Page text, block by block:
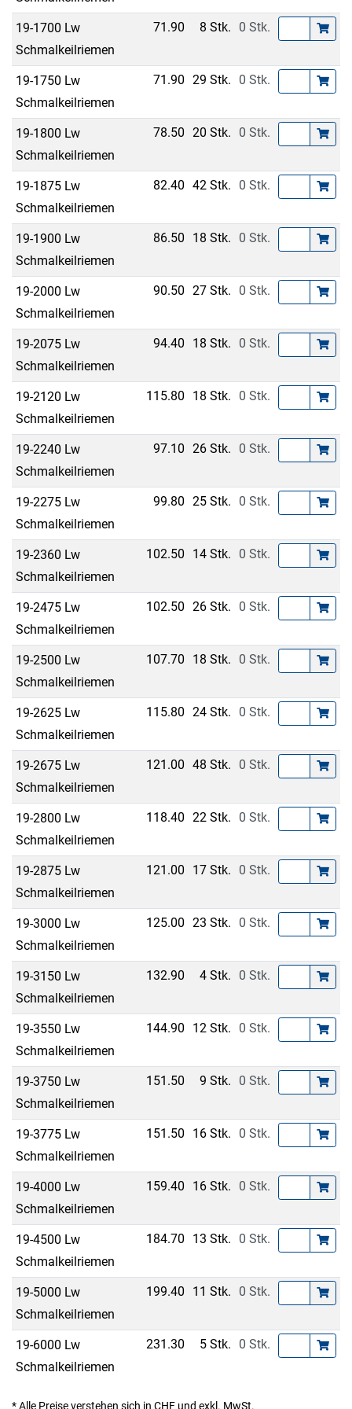
19-1700 Lw
Schmalkeilriemen
71.90 8 Stk. 0 Stk.
19-1750 Lw
Schmalkeilriemen
71.90 29 Stk. 0 Stk.
19-1800 Lw
Schmalkeilriemen
78.50 20 Stk. 0 Stk.
19-1875 Lw
Schmalkeilriemen
82.40 42 Stk. 0 Stk.
19-1900 Lw
Schmalkeilriemen
86.50 18 Stk. 0 Stk.
19-2000 Lw
Schmalkeilriemen
90.50 27 Stk. 0 Stk.
19-2075 Lw
Schmalkeilriemen
94.40 18 Stk. 0 Stk.
19-2120 Lw
Schmalkeilriemen
115.80 18 Stk. 0 Stk.
19-2240 Lw
Schmalkeilriemen
97.10 26 Stk. 0 Stk.
19-2275 Lw
Schmalkeilriemen
99.80 25 Stk. 0 Stk.
19-2360 Lw
Schmalkeilriemen
102.50 14 Stk. 0 Stk.
19-2475 Lw
Schmalkeilriemen
102.50 26 Stk. 0 Stk.
19-2500 Lw
Schmalkeilriemen
107.70 18 Stk. 0 Stk.
19-2625 Lw
Schmalkeilriemen
115.80 24 Stk. 0 Stk.
19-2675 Lw
Schmalkeilriemen
121.00 48 Stk. 0 Stk.
19-2800 Lw
Schmalkeilriemen
118.40 22 Stk. 0 Stk.
19-2875 Lw
Schmalkeilriemen
121.00 17 Stk. 0 Stk.
19-3000 Lw
Schmalkeilriemen
125.00 23 Stk. 0 Stk.
19-3150 Lw
Schmalkeilriemen
132.90 4 Stk. 0 Stk.
19-3550 Lw
Schmalkeilriemen
144.90 12 Stk. 0 Stk.
19-3750 Lw
Schmalkeilriemen
151.50 9 Stk. 0 Stk.
19-3775 Lw
Schmalkeilriemen
151.50 16 Stk. 0 Stk.
19-4000 Lw
Schmalkeilriemen
159.40 16 Stk. 0 Stk.
19-4500 Lw
Schmalkeilriemen
184.70 13 Stk. 0 Stk.
19-5000 Lw
Schmalkeilriemen
199.40 11 Stk. 0 Stk.
19-6000 Lw
Schmalkeilriemen
231.30 5 Stk. 0 Stk.
* Alle Preise verstehen sich in CHF und exkl. MwSt.